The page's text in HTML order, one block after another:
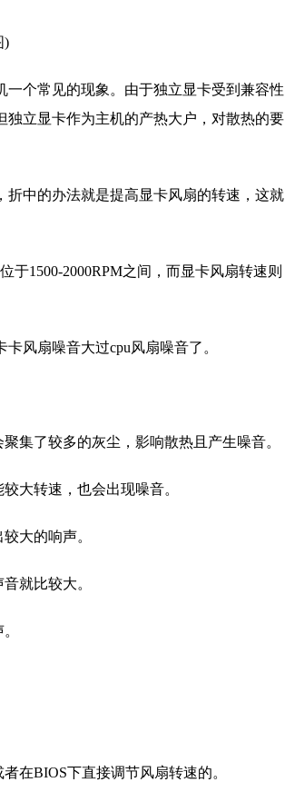
)
一个常见的现象。由于独立显卡受到兼容性
独立显卡作为主机的产热大户，对散热的要
中的办法就是提高显卡风扇的转速，这就
于1500-2000RPM之间，而显卡风扇转速则
风扇噪音大过cpu风扇噪音了。
集了较多的灰尘，影响散热且产生噪音。
大转速，也会出现噪音。
大的响声。
就比较大。
在BIOS下直接调节风扇转速的。